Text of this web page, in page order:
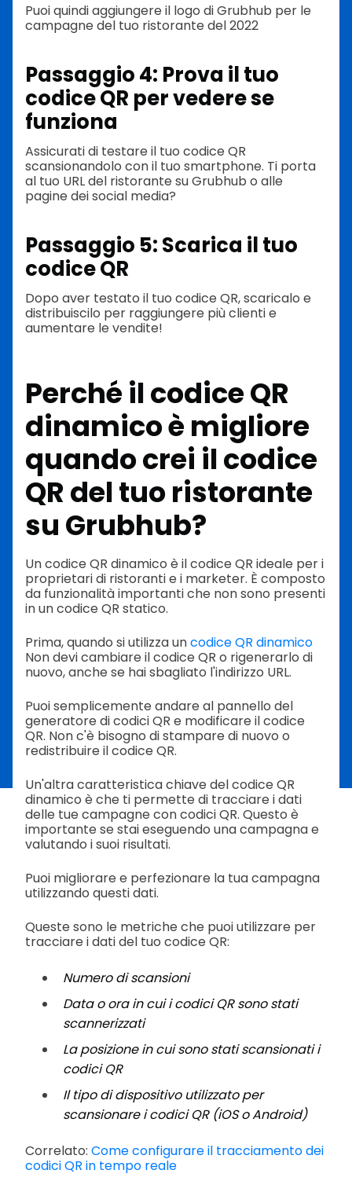
Puoi quindi aggiungere il logo di Grubhub per le
campagne del tuo ristorante del 2022
Passaggio 4: Prova il tuo
codice QR per vedere se
funziona
Assicurati di testare il tuo codice QR
scansionandolo con il tuo smartphone. Ti porta
al tuo URL del ristorante su Grubhub o alle
pagine dei social media?
Passaggio 5: Scarica il tuo
codice QR
Dopo aver testato il tuo codice QR, scaricalo e
distribuiscilo per raggiungere più clienti e
aumentare le vendite!
Perché il codice QR
dinamico è migliore
quando crei il codice
QR del tuo ristorante
su Grubhub?
Un codice QR dinamico è il codice QR ideale per i
proprietari di ristoranti e i marketer. È composto
da funzionalità importanti che non sono presenti
in un codice QR statico.
Prima, quando si utilizza uncodice QR dinamico
Non devi cambiare il codice QR o rigenerarlo di
nuovo, anche se hai sbagliato l'indirizzo URL.
Puoi semplicemente andare al pannello del
generatore di codici QR e modificare il codice
QR. Non c'è bisogno di stampare di nuovo o
redistribuire il codice QR.
Un'altra caratteristica chiave del codice QR
dinamico è che ti permette di tracciare i dati
delle tue campagne con codici QR. Questo è
importante se stai eseguendo una campagna e
valutando i suoi risultati.
Puoi migliorare e perfezionare la tua campagna
utilizzando questi dati.
Queste sono le metriche che puoi utilizzare per
tracciare i dati del tuo codice QR:
Numero di scansioni
Data o ora in cui i codici QR sono stati
scannerizzati
La posizione in cui sono stati scansionati i
codici QR
Il tipo di dispositivo utilizzato per
scansionare i codici QR (iOS o Android)
Correlato: Come configurare il tracciamento dei
codici QR in tempo reale